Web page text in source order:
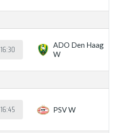
16:30
ADO Den Haag
W
16:45 PSV W